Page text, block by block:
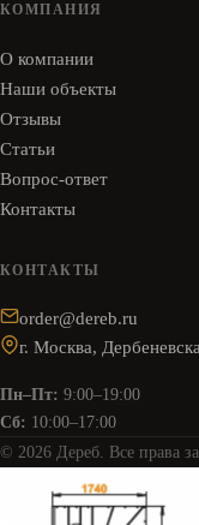
КОМПАНИЯ
О компании
Наши объекты
Отзывы
Статьи
Вопрос-ответ
Контакты
КОНТАКТЫ
order@dereb.ru
г. Москва,
Пн–Пт: 9:00–19:00
Сб: 10:00–17:00
© 2026 Дереб. Все права